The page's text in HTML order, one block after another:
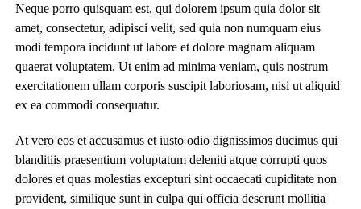
Neque porro quisquam est, qui dolorem ipsum quia dolor sit
amet, consectetur, adipisci velit, sed quia non numquam eius
modi tempora incidunt ut labore et dolore magnam aliquam
quaerat voluptatem. Ut enim ad minima veniam, quis nostrum
exercitationem ullam corporis suscipit laboriosam, nisi ut aliquid
ex ea commodi consequatur.
At vero eos et accusamus et iusto odio dignissimos ducimus qui
blanditiis praesentium voluptatum deleniti atque corrupti quos
dolores et quas molestias excepturi sint occaecati cupiditate non
provident, similique sunt in culpa qui officia deserunt mollitia